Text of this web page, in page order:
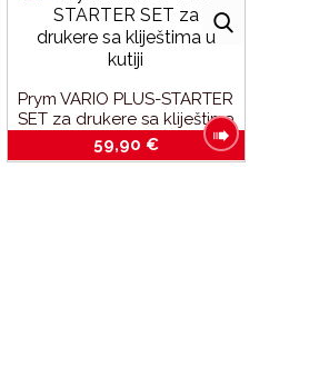
Prym VARIO PLUS-STARTER
SET za drukere sa kliještima
u kutiji
59,90 €